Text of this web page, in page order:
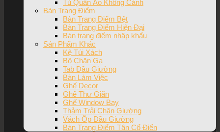
Tủ Quần Áo Không Cánh
Bàn Trang Điểm
Bàn Trang Điểm Bệt
Bàn Trang Điểm Hiện Đại
Bàn trang điểm nhập khẩu
Sản Phẩm Khác
Kệ Túi Xách
Bộ Chăn Ga
Tab Đầu Giường
Bàn Làm Việc
Ghế Decor
Ghế Thư Giãn
Ghế Window Bay
Thảm Trải Chân Giường
Vách Ốp Đầu Giường
Bàn Trang Điểm Tân Cổ Điển